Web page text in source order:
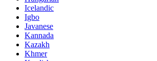
Icelandic
Igbo
Javanese
Kannada
Kazakh
Khmer